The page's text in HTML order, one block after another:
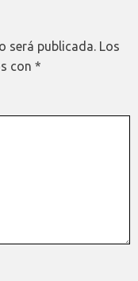
será publicada. Los
con *